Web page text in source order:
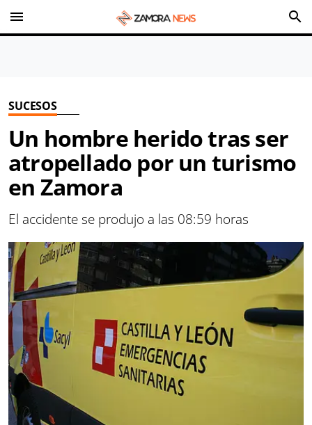
menu search
SUCESOS
Un hombre herido tras ser
atropellado por un turismo
en Zamora
El accidente se produjo a las 08:59 horas